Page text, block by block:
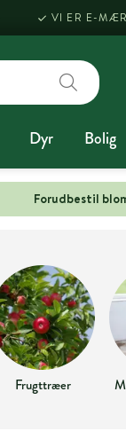
VI ER E-
Dyr Bolig
Forudbestil
Frugttræer